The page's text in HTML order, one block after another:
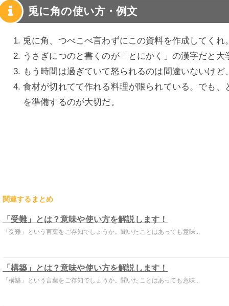
兎に角の使い方・例文
兎に角、つべこべ言わずにこの資料を作成してく
うさぎにつのと書くのが「とにかく」の漢字だと
もう時間は過ぎていて怒られるのは間違いないけ
食材が切れてて作れる料理が限られている。でも
を準備するのが大切だ。
関連するまとめ
「受難」とは？意味や使い方を解説します！
「受難」という言葉をご存知でしょうか。聞いたことはあっても意味...
「構築」とは？意味や使い方を解説します！
「構築」という言葉をご存知でしょうか。聞いたことはあっても意味...